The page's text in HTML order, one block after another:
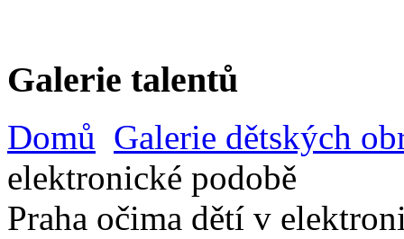
Galerie talentů
Domů Galerie dětských
elektronické podobě
Praha očima dětí v